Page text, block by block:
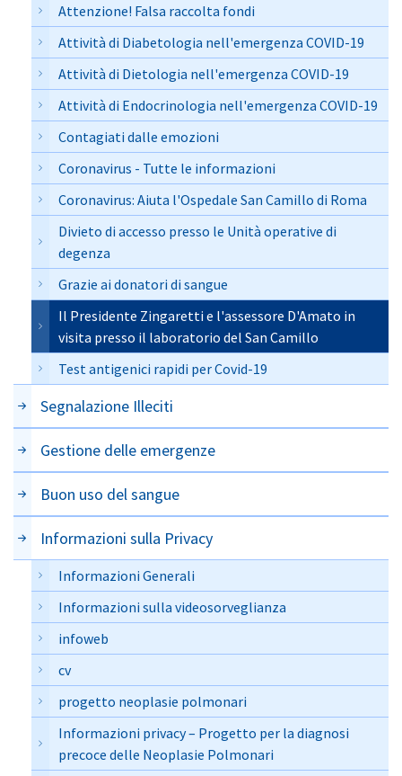
Attenzione! Falsa raccolta fondi
Attività di Diabetologia nell'emergenza COVID-19
Attività di Dietologia nell'emergenza COVID-19
Attività di Endocrinologia nell'emergenza COVID-19
Contagiati dalle emozioni
Coronavirus - Tutte le informazioni
Coronavirus: Aiuta l'Ospedale San Camillo di Roma
Divieto di accesso presso le Unità operative di
degenza
Grazie ai donatori di sangue
Il Presidente Zingaretti e l'assessore D'Amato in
visita presso il laboratorio del San Camillo
Test antigenici rapidi per Covid-19
Segnalazione Illeciti
Gestione delle emergenze
Buon uso del sangue
Informazioni sulla Privacy
Informazioni Generali
Informazioni sulla videosorveglianza
infoweb
cv
progetto neoplasie polmonari
Informazioni privacy – Progetto per la diagnosi
precoce delle Neoplasie Polmonari